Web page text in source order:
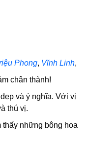
Phong, Vĩnh Linh,
chân thành!
và ý nghĩa. Với vị
thú vị.
những bông hoa